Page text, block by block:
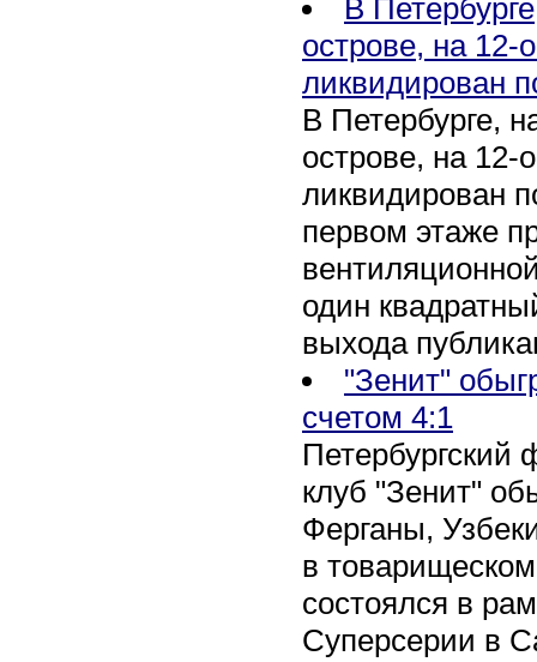
В
острове, на 12-
ликвидирован
В Петербурге,
острове, на 12-
ликвидирован
первом этаже
один
выхода
"Зенит"
счетом 4:1
Петербургский
клуб "Зенит"
Ферганы,
в
состоялся в
Суперсерии в